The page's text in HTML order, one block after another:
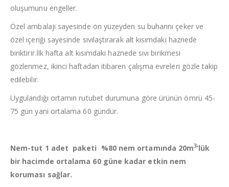
oluşumunu engeller.
Özel ambalajı sayesinde ön yüzeyden su buharını çeker ve
özel içeriği sayesinde sıvılaştırarak alt kısımdaki haznede
biriktirir.İlk hafta alt kısımdaki haznede sıvı birikmesi
gözlenmez, ikinci haftadan itibaren çalışma evreleri gözle takip
edilebilir.
Uygulandığı ortamın rutubet durumuna göre ürünün ömrü 45-
75 gün yani ortalama 60 gündür.
Nem-tut 1 adet paketi %80 nem ortamında 20m3’lük
bir hacimde ortalama 60 güne kadar etkin nem
koruması sağlar.